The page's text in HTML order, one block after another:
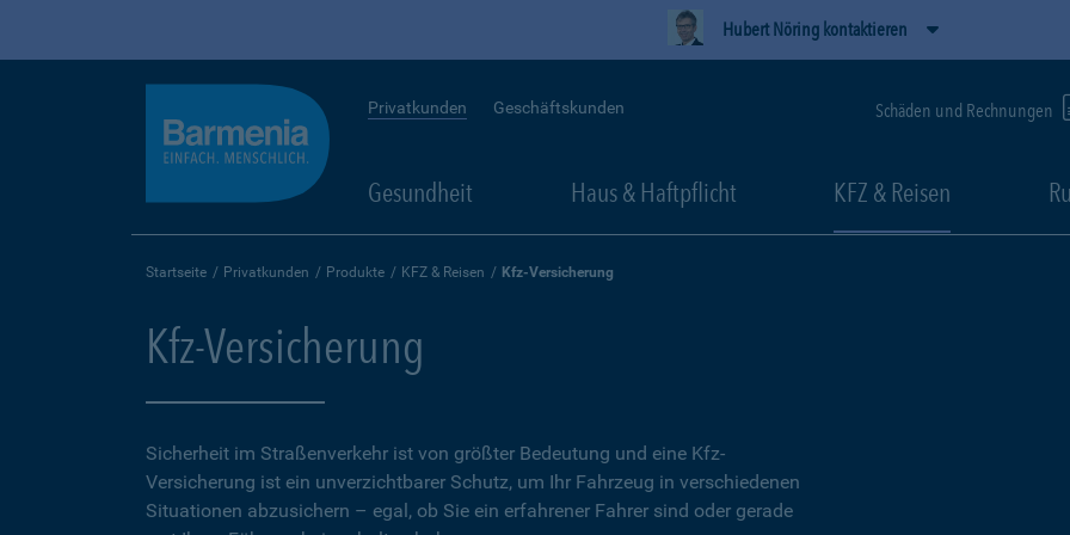
Hubert Nöring kontaktieren
Privatkunden Geschäftskunden Schäden und Rechnungen
Gesundheit Haus & Haftpflicht KFZ & Reisen
Startseite Privatkunden Produkte KFZ & Reisen Kfz-Versicherung
Kfz-Versicherung
Sicherheit im Straßenverkehr ist von größter Bedeutung und eine Kfz-
Versicherung ist ein unverzichtbarer Schutz, um Ihr Fahrzeug in verschiedenen
Situationen abzusichern – egal, ob Sie ein erfahrener Fahrer sind oder gerade